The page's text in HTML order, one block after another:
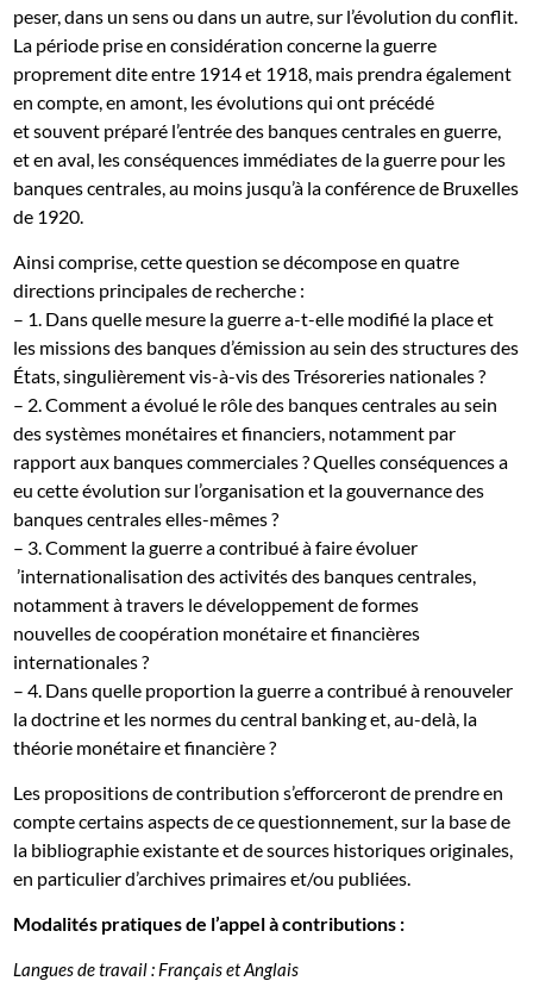
peser, dans un sens ou dans un autre, sur l’évolution du conflit.
La période prise en considération concerne la guerre
proprement dite entre 1914 et 1918, mais prendra également
en compte, en amont, les évolutions qui ont précédé
et souvent préparé l’entrée des banques centrales en guerre,
et en aval, les conséquences immédiates de la guerre pour les
banques centrales, au moins jusqu’à la conférence de Bruxelles
de 1920.
Ainsi comprise, cette question se décompose en quatre
directions principales de recherche :
– 1. Dans quelle mesure la guerre a-t-elle modifié la place et
les missions des banques d’émission au sein des structures des
États, singulièrement vis-à-vis des Trésoreries nationales ?
– 2. Comment a évolué le rôle des banques centrales au sein
des systèmes monétaires et financiers, notamment par
rapport aux banques commerciales ? Quelles conséquences a
eu cette évolution sur l’organisation et la gouvernance des
banques centrales elles-mêmes ?
– 3. Comment la guerre a contribué à faire évoluer
’internationalisation des activités des banques centrales,
notamment à travers le développement de formes
nouvelles de coopération monétaire et financières
internationales ?
– 4. Dans quelle proportion la guerre a contribué à renouveler
la doctrine et les normes du central banking et, au-delà, la
théorie monétaire et financière ?
Les propositions de contribution s’efforceront de prendre en
compte certains aspects de ce questionnement, sur la base de
la bibliographie existante et de sources historiques originales,
en particulier d’archives primaires et/ou publiées.
Modalités pratiques de l’appel à contributions :
Langues de travail : Français et Anglais